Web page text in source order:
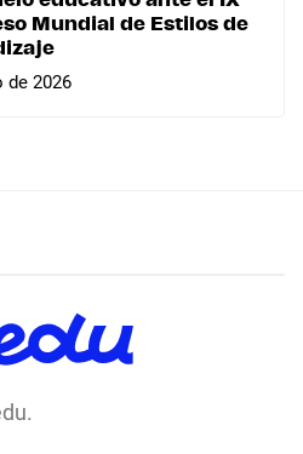
Mundial de Estilos de
de 2026